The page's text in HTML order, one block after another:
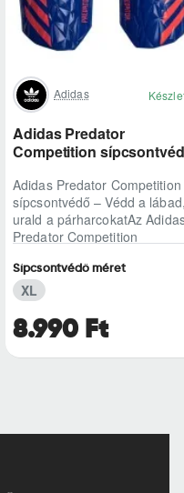
Adidas
Adidas Predator
Competition
Adidas Predator Competition
sípcsontvédő – Védd a
urald a párharcokatAz
Predator Competition
akik nem szer..
8.990 Ft
Sípcsontvédő méret
XL